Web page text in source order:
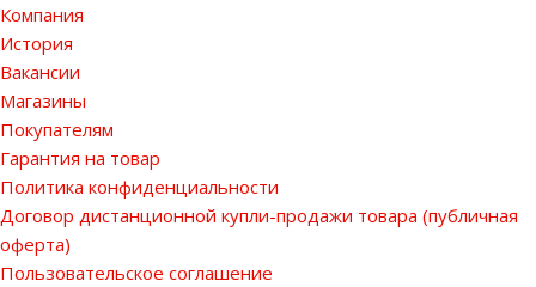
Компания
История
Вакансии
Магазины
Покупателям
Гарантия на товар
Политика конфиденциальности
Договор дистанционной купли-продажи товара (публичная
оферта)
Пользовательское соглашение